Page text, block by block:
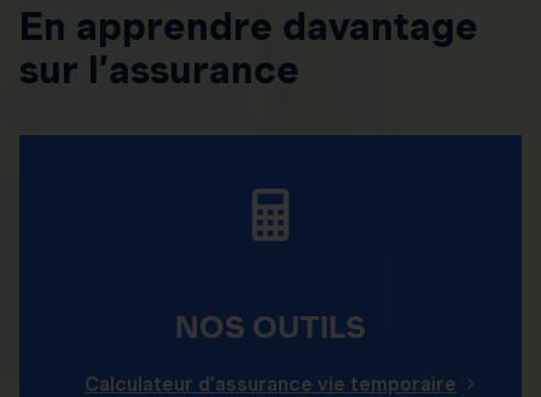
En apprendre davantage
sur l’assurance
NOS OUTILS
Calculateur d'assurance vie temporaire